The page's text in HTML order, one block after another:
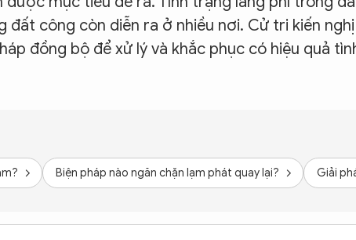
đất công còn diễn ra ở nhiều nơi. Cử tri kiến nghị
đồng bộ để xử lý và khắc phục có hiệu quả
Biện pháp nào ngăn chặn lạm phát quay lại? Giải